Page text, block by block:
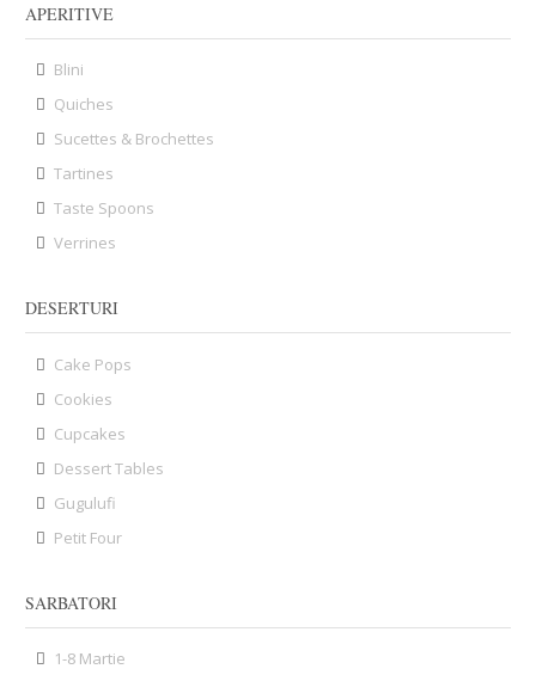
APERITIVE
Blini
Quiches
Sucettes & Brochettes
Tartines
Taste Spoons
Verrines
DESERTURI
Cake Pops
Cookies
Cupcakes
Dessert Tables
Gugulufi
Petit Four
SARBATORI
1-8 Martie